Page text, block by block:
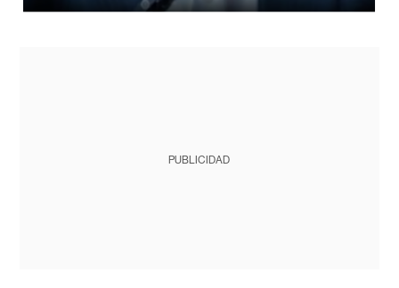
PUBLICIDAD